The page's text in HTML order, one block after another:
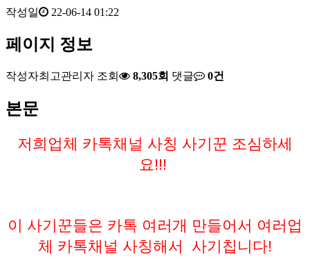
작성일 22-06-14 01:22
페이지 정보
작성자최고관리자 조회 8,305회 댓글 0건
본문
저희업체 카톡채널 사칭 사기꾼 조심하세
요!!!
이 사기꾼들은 카톡 여러개 만들어서 여러업
체 카톡채널 사칭해서 사기칩니다!